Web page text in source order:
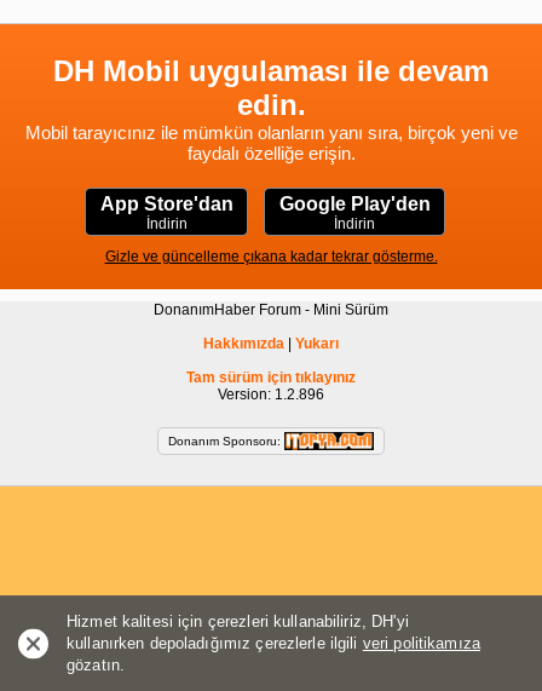
DH Mobil uygulaması ile devam
edin.
Mobil tarayıcınız ile mümkün olanların yanı sıra, birçok yeni ve
faydalı özelliğe erişin.
App Store'dan
İndirin
Google Play'den
İndirin
Gizle ve güncelleme çıkana kadar tekrar gösterme.
DonanımHaber Forum - Mini Sürüm
Hakkımızda
Yukarı
Tam sürüm için tıklayınız
Version: 1.2.896
Donanım Sponsoru:
Hizmet kalitesi için çerezleri kullanabiliriz, DH'yi
kullanırken depoladığımız çerezlerle ilgili veri politikamıza
gözatın.